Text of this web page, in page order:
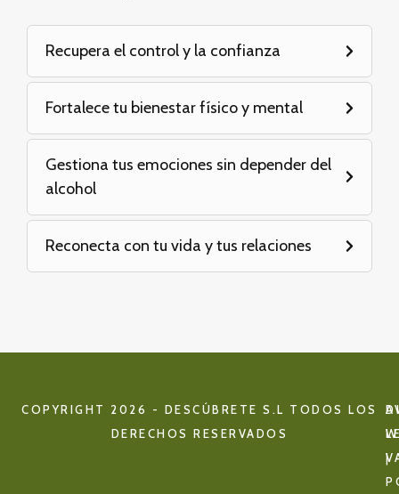
Recupera el control y la confianza
Fortalece tu bienestar físico y mental
Gestiona tus emociones sin depender del
alcohol
Reconecta con tu vida y tus relaciones
COPYRIGHT 2026 - DESCÚBRETE S.L TODOS LOS
DERECHOS RESERVADOS
|